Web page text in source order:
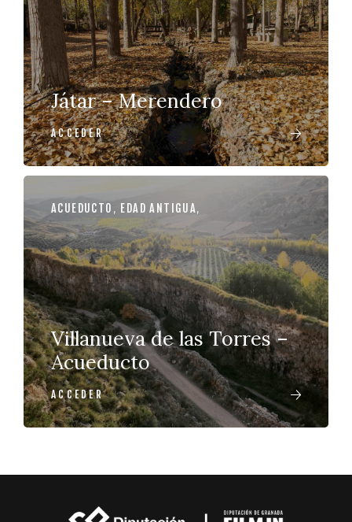
Játar – Merendero
ACCEDER
ACUEDUCTO , EDAD ANTIGUA,
Villanueva de las Torres –
Acueducto
ACCEDER